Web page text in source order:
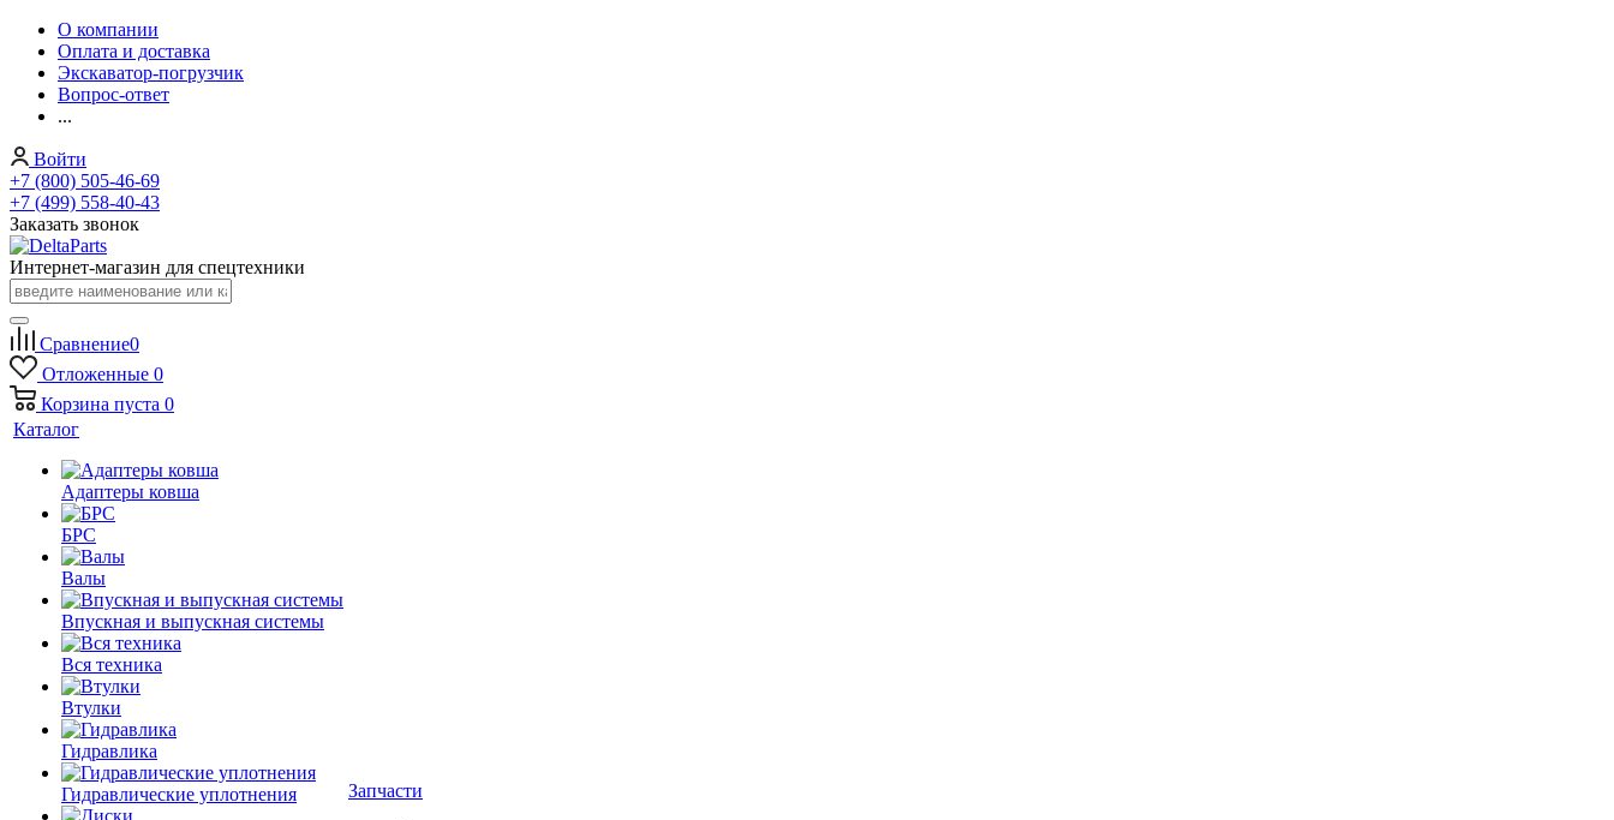
О компании
Оплата и доставка
Экскаватор-погрузчик
Вопрос-ответ
...
Войти
+7 (800) 505-46-69
+7 (499) 558-40-43
Заказать звонок
Интернет-магазин для спецтехники
Сравнение0
Отложенные 0
Корзина пуста 0
Каталог
Адаптеры ковша
БРС
Валы
Впускная и выпускная системы
Вся техника
Втулки
Гидравлика
Гидравлические уплотнения
Запчасти